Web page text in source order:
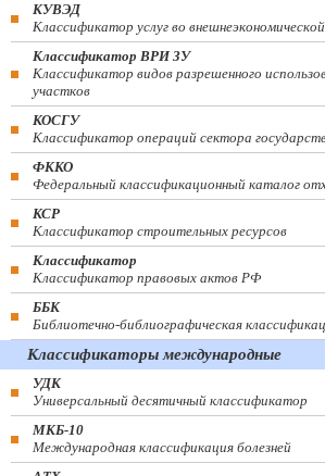
КУВЭД
Классификатор услуг во
Классификатор ВРИ ЗУ
Классификатор видов разрешенного
участков
КОСГУ
Классификатор операций сектора
ФККО
Федеральный классификационный каталог
КСР
Классификатор строительных ресурсов
Классификатор
Классификатор правовых актов РФ
ББК
Библиотечно-библиографическая
Классификаторы международные
УДК
Универсальный десятичный классификатор
МКБ-10
Международная классификация болезней